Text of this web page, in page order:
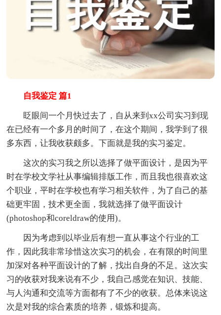
自我鉴定 篇1
眨眼间一个月快过去了，自从来到xx公司实习到现
在已经有一个多月的时间了，在这个期间，我学到了很
多东西，让我收获颇多。下面就是我的实习鉴定。
这次的实习我之所以选择了做平面设计，是因为平
时在学校文学社从事编辑排版工作，而且我也很喜欢这
个职业，平时在学校也有学习相关软件，为了自己的基
础更牢固，技术更全面，我就选择了做平面设计
(photoshop和coreldraw的使用)。
因为考虑到以毕业后有想一直从事这个行业的工
作，因此我非常珍惜这次实习的机会，在有限的时间里
加深对各种平面设计的了解，找出自身的不足。这次实
习的收获对我来说有不少，我自己感觉在知识、技能、
与人沟通和交流等方面都有了不少的收获。总体来说这
次是对我的综合素质的培养，锻炼和提高。